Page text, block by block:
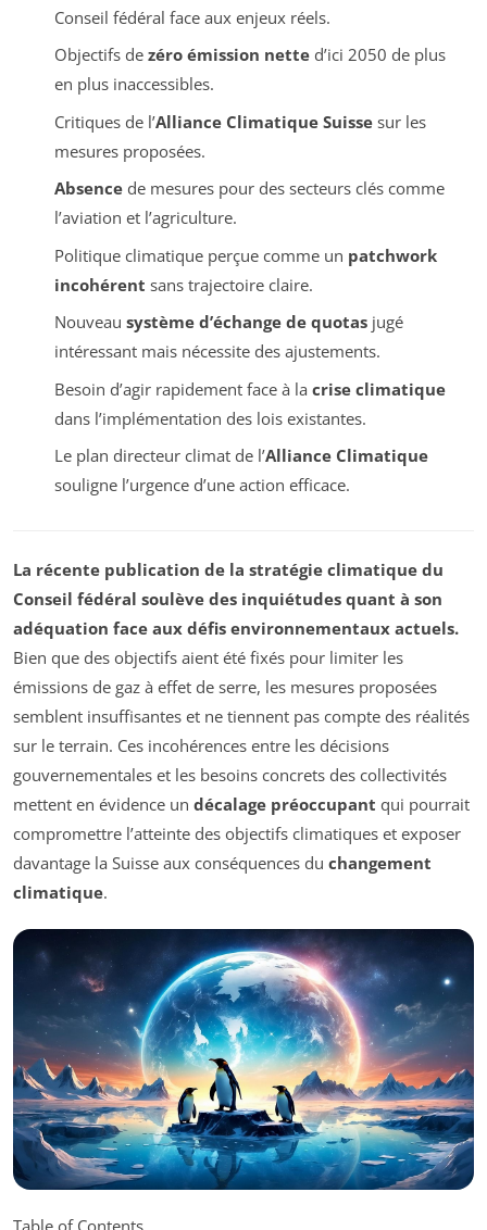
Conseil fédéral face aux enjeux réels.
Objectifs de zéro émission netted’ici 2050 de plus
en plus inaccessibles.
Critiques de l’Alliance Climatique Suissesur les
mesures proposées.
Absencede mesures pour des secteurs clés comme
l’aviation et l’agriculture.
Politique climatique perçue comme un patchwork
incohérent sans trajectoire claire.
Nouveau système d’échange de quotasjugé
intéressant mais nécessite des ajustements.
Besoin d’agir rapidement face à la crise climatique
dans l’implémentation des lois existantes.
Le plan directeur climat de l’Alliance Climatique
souligne l’urgence d’une action efficace.
La récente publication de la stratégie climatique du
Conseil fédéral soulève des inquiétudes quant à son
adéquation face aux défis environnementaux actuels.
Bien que des objectifs aient été fixés pour limiter les
émissions de gaz à effet de serre, les mesures proposées
semblent insuffisantes et ne tiennent pas compte des réalités
sur le terrain. Ces incohérences entre les décisions
gouvernementales et les besoins concrets des collectivités
mettent en évidence un décalage préoccupant qui pourrait
compromettre l’atteinte des objectifs climatiques et exposer
davantage la Suisse aux conséquences du changement
climatique.
Table of Contents